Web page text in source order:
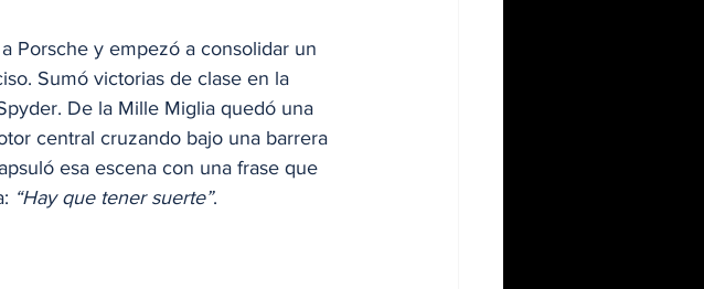
Porsche y empezó a consolidar un
Sumó victorias de clase en la
De la Mille Miglia quedó una
central cruzando bajo una barrera
esa escena con una frase que
“Hay que tener suerte”.